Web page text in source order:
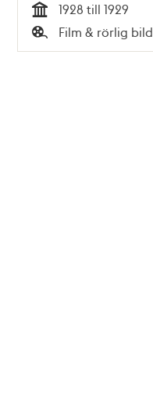
Tid
1928 till 1929
Typ
Film & rörlig bild